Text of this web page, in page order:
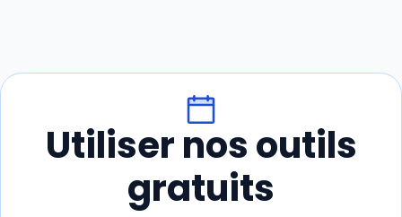
Utiliser nos outils
gratuits